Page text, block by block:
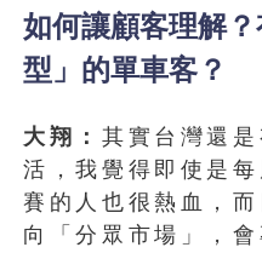
如何讓顧客理解
型」的單車客？
大翔： 其實台灣還
活，我覺得即使是
賽的人也很熱血，
向「分眾市場」，